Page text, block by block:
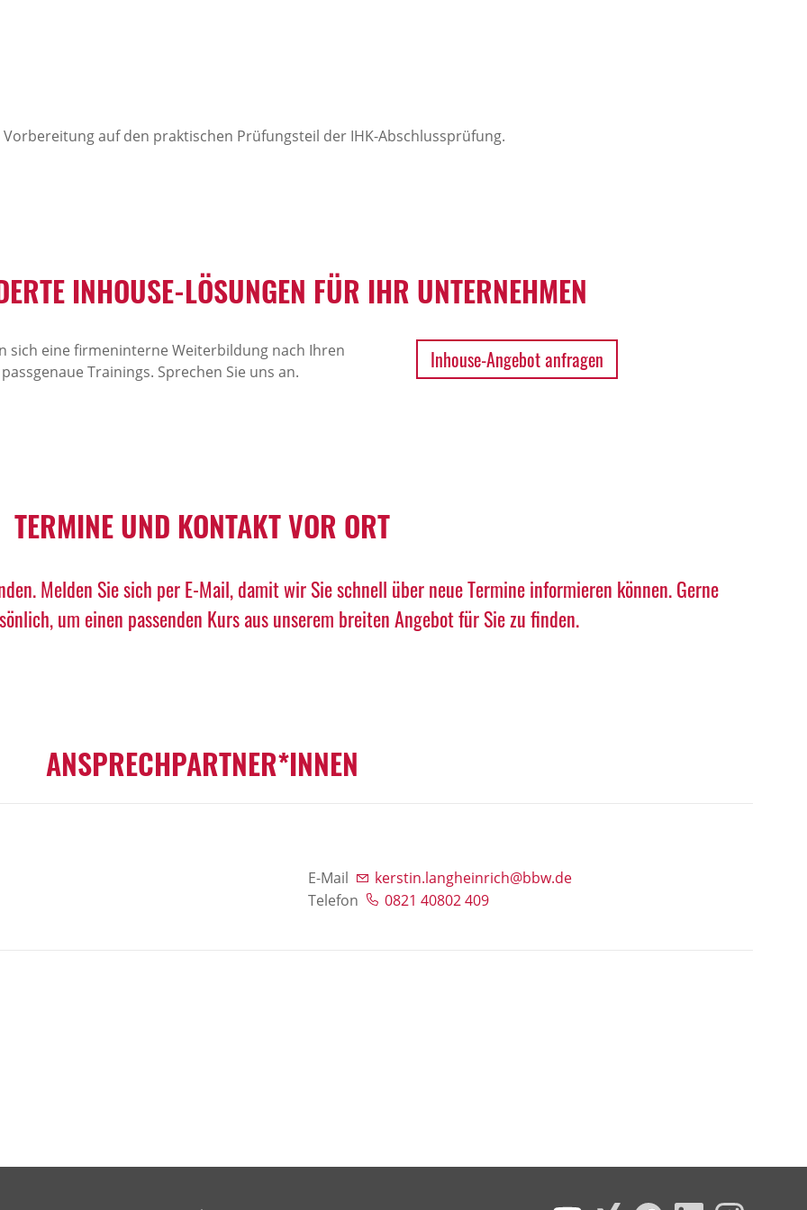
auf den praktischen Prüfungsteil der IHK-Abschlussprüfung.
INHOUSE-LÖSUNGEN FÜR IHR UNTERNEHMEN
sich eine firmeninterne Weiterbildung nach Ihren
Trainings. Sprechen Sie uns an.
Inhouse-Angebot anfragen
TERMINE UND KONTAKT VOR ORT
Melden Sie sich per E-Mail, damit wir Sie schnell über neue Termine informieren können. Gerne
um einen passenden Kurs aus unserem breiten Angebot für Sie zu finden.
ANSPRECHPARTNER*INNEN
E-Mail
kerstin.langheinrich@bbw.de
Telefon
0821 40802 409